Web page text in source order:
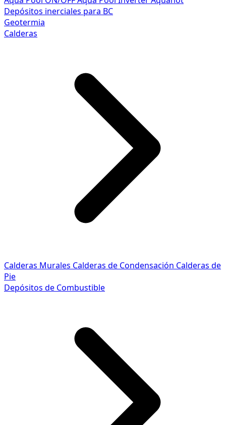
Depósitos inerciales para BC
Geotermia
Calderas
Calderas Murales Calderas de Condensación Calderas de
Pie
Depósitos de Combustible